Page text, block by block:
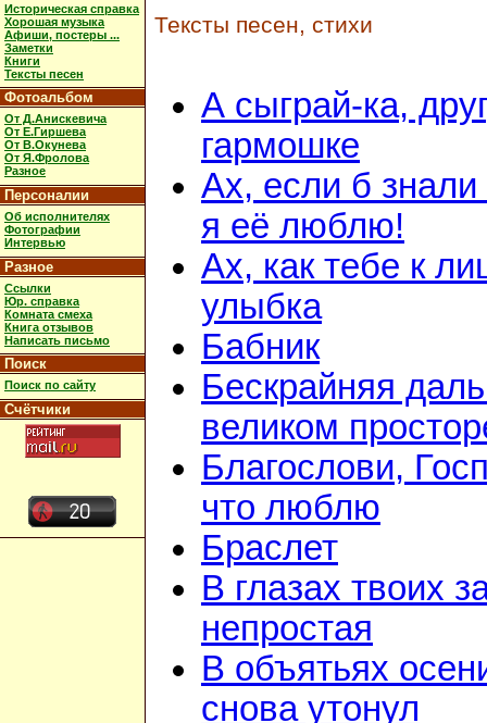
Историческая справка
Хорошая музыка
Афиши, постеры ...
Заметки
Книги
Тексты песен
Фотоальбом
От Д.Анискевича
От Е.Гиршева
От В.Окунева
От Я.Фролова
Разное
Персоналии
Об исполнителях
Фотографии
Интервью
Разное
Ссылки
Юр. справка
Комната смеха
Книга отзывов
Написать письмо
Поиск
Поиск по сайту
Счётчики
Тексты песен, стихи
А сыграй-ка,
гармошке
Ах, если б знали
я её люблю!
Ах, как тебе к
улыбка
Бабник
Бескрайняя
великом
Благослови,
что люблю
Браслет
В глазах твоих
непростая
В объятьях
снова утонул